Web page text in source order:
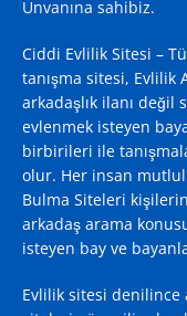
Ünvanına sahibiz.
Ciddi Evlilik Sitesi –
tanışma sitesi, Evlilik
arkadaşlık ilanı değil
evlenmek isteyen
birbirileri ile
olur. Her insan
Bulma Siteleri
arkadaş arama
isteyen bay ve
Evlilik sitesi